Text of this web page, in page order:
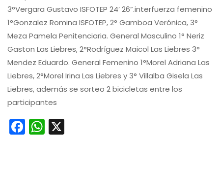
3°Vergara Gustavo ISFOTEP 24’ 26”.interfuerza femenino
1°Gonzalez Romina ISFOTEP, 2° Gamboa Verónica, 3°
Meza Pamela Penitenciaria. General Masculino 1° Neriz
Gaston Las Liebres, 2°Rodríguez Maicol Las Liebres 3°
Mendez Eduardo. General Femenino 1°Morel Adriana Las
Liebres, 2°Morel Irina Las Liebres y 3° Villalba Gisela Las
Liebres, además se sorteo 2 bicicletas entre los
participantes
Facebook
WhatsApp